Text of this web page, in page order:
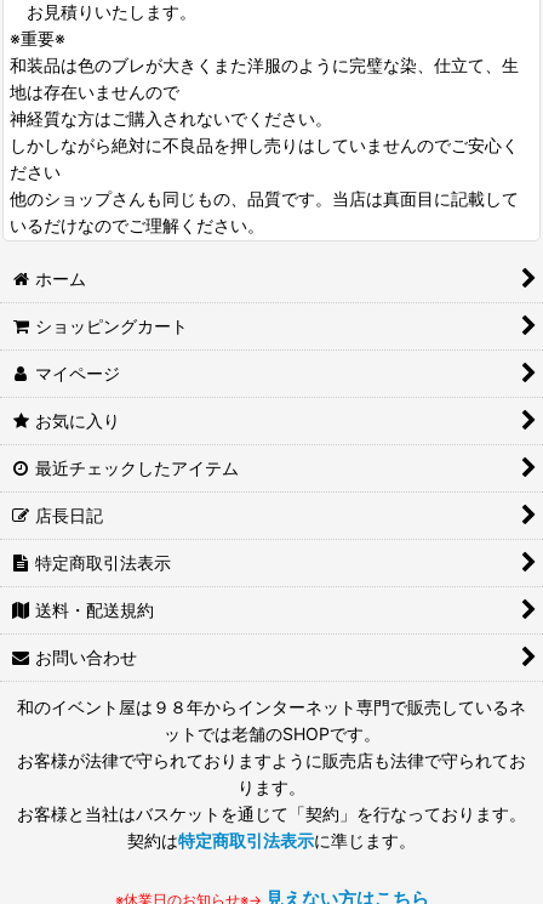
お見積りいたします。
※重要※
和装品は色のブレが大きくまた洋服のように完璧な染、仕立て、生
地は存在いませんので
神経質な方はご購入されないでください。
しかしながら絶対に不良品を押し売りはしていませんのでご安心く
ださい
他のショップさんも同じもの、品質です。当店は真面目に記載して
いるだけなのでご理解ください。
ホーム
ショッピングカート
マイページ
お気に入り
最近チェックしたアイテム
店長日記
特定商取引法表示
送料・配送規約
お問い合わせ
和のイベント屋は９８年からインターネット専門で販売しているネ
ットでは老舗のSHOPです。
お客様が法律で守られておりますように販売店も法律で守られてお
ります。
お客様と当社はバスケットを通じて「契約」を行なっております。
契約は特定商取引法表示に準じます。
※休業日のお知らせ※→ 見えない方はこちら